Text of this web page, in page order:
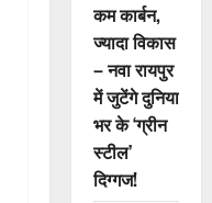
कम कार्बन,
ज्यादा विकास
– नवा रायपुर
में जुटेंगे दुनिया
भर के ‘ग्रीन
स्टील’
दिग्गज!